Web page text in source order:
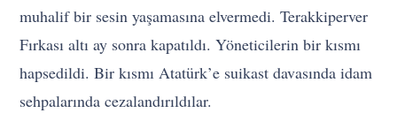
muhalif bir sesin yaşamasına elvermedi. Terakkiperver
Fırkası altı ay sonra kapatıldı. Yöneticilerin bir kısmı
hapsedildi. Bir kısmı Atatürk’e suikast davasında idam
sehpalarında cezalandırıldılar.